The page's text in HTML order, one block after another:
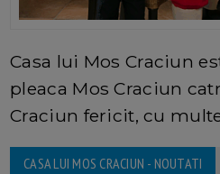
Casa lui Mos Craciun
pleaca Mos Craciun
Craciun fericit, cu
CASA LUI MOS CRACIUN - NOUTATI